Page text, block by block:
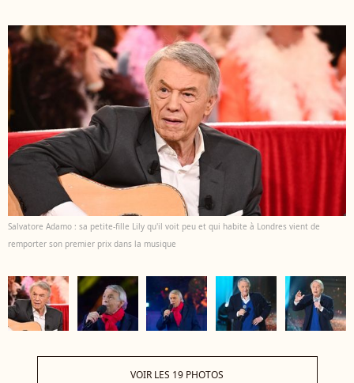
Salvatore Adamo : sa petite-fille Lily qu'il voit peu et qui habite à Londres vient de
remporter son premier prix dans la musique
VOIR LES 19 PHOTOS